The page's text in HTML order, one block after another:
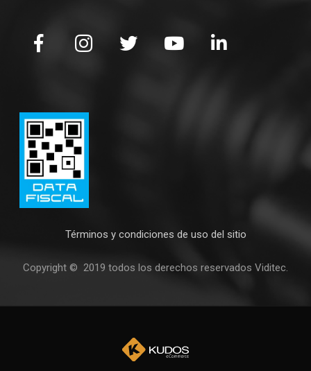
Términos y condiciones de uso del sitio
Copyright © 2019 todos los derechos reservados Viditec.